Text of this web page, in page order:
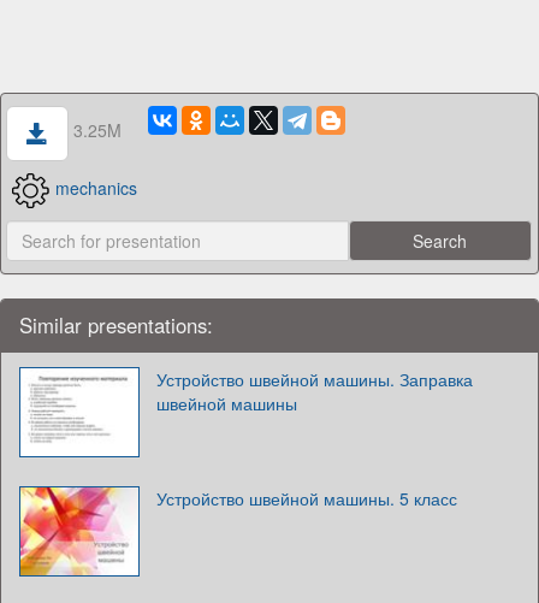
3.25M
mechanics
Similar presentations:
Устройство швейной машины. Заправка
швейной машины
Устройство швейной машины. 5 класс